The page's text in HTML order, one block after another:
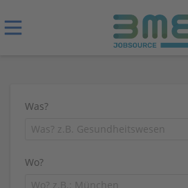
Was?
Wo?